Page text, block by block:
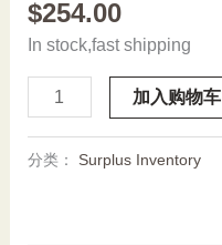
$254.00
In stock,fast shipping
DGST-
16-
Y12A
加入购物车
分类： Surplus Inventory